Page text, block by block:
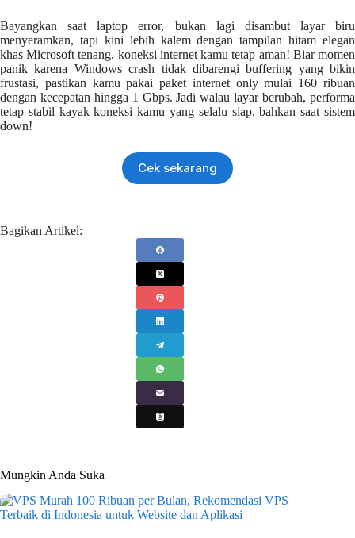
Bayangkan saat laptop error, bukan lagi disambut layar biru
menyeramkan, tapi kini lebih kalem dengan tampilan hitam elegan
khas Microsoft tenang, koneksi internet kamu tetap aman! Biar momen
panik karena Windows crash tidak dibarengi buffering yang bikin
frustasi, pastikan kamu pakai paket internet only mulai 160 ribuan
dengan kecepatan hingga 1 Gbps. Jadi walau layar berubah, performa
tetap stabil kayak koneksi kamu yang selalu siap, bahkan saat sistem
down!
Cek sekarang
Bagikan Artikel:
Mungkin Anda Suka